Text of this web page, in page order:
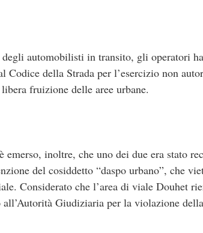
automobilisti in transito, gli operatori
Codice della Strada per l’esercizio non
fruizione delle aree urbane.
inoltre, che uno dei due era stato
del cosiddetto “daspo urbano”, che
Considerato che l’area di viale Douhet
all’Autorità Giudiziaria per la violazione